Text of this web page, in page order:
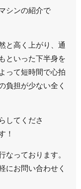
シンの紹介で
と高く上がり、通
といった下半身を
って短時間で心拍
負担が少ない全く
してくださ
！
なっております。
にお問い合わせく